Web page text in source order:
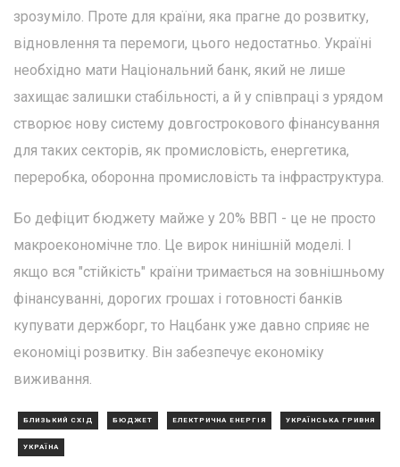
зрозуміло. Проте для країни, яка прагне до розвитку,
відновлення та перемоги, цього недостатньо. Україні
необхідно мати Національний банк, який не лише
захищає залишки стабільності, а й у співпраці з урядом
створює нову систему довгострокового фінансування
для таких секторів, як промисловість, енергетика,
переробка, оборонна промисловість та інфраструктура.
Бо дефіцит бюджету майже у 20% ВВП - це не просто
макроекономічне тло. Це вирок нинішній моделі. І
якщо вся "стійкість" країни тримається на зовнішньому
фінансуванні, дорогих грошах і готовності банків
купувати держборг, то Нацбанк уже давно сприяє не
економіці розвитку. Він забезпечує економіку
виживання.
БЛИЗЬКИЙ СХІД БЮДЖЕТ ЕЛЕКТРИЧНА ЕНЕРГІЯ УКРАЇНСЬКА ГРИВНЯ
УКРАЇНА